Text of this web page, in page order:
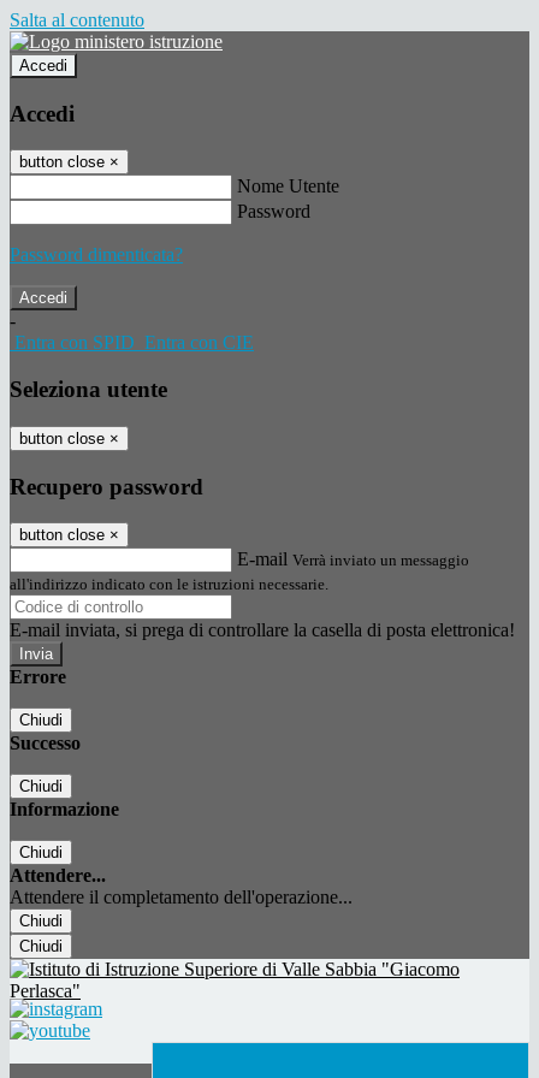
Salta al contenuto
Accedi
Accedi
button close ×
Nome Utente
Password
Password dimenticata?
-
Entra con SPID Entra con CIE
Seleziona utente
button close ×
Recupero password
button close ×
E-mail Verrà inviato un messaggio
all'indirizzo indicato con le istruzioni necessarie.
E-mail inviata, si prega di controllare la casella di posta elettronica!
Errore
Chiudi
Successo
Chiudi
Informazione
Chiudi
Attendere...
Attendere il completamento dell'operazione...
Chiudi
Chiudi